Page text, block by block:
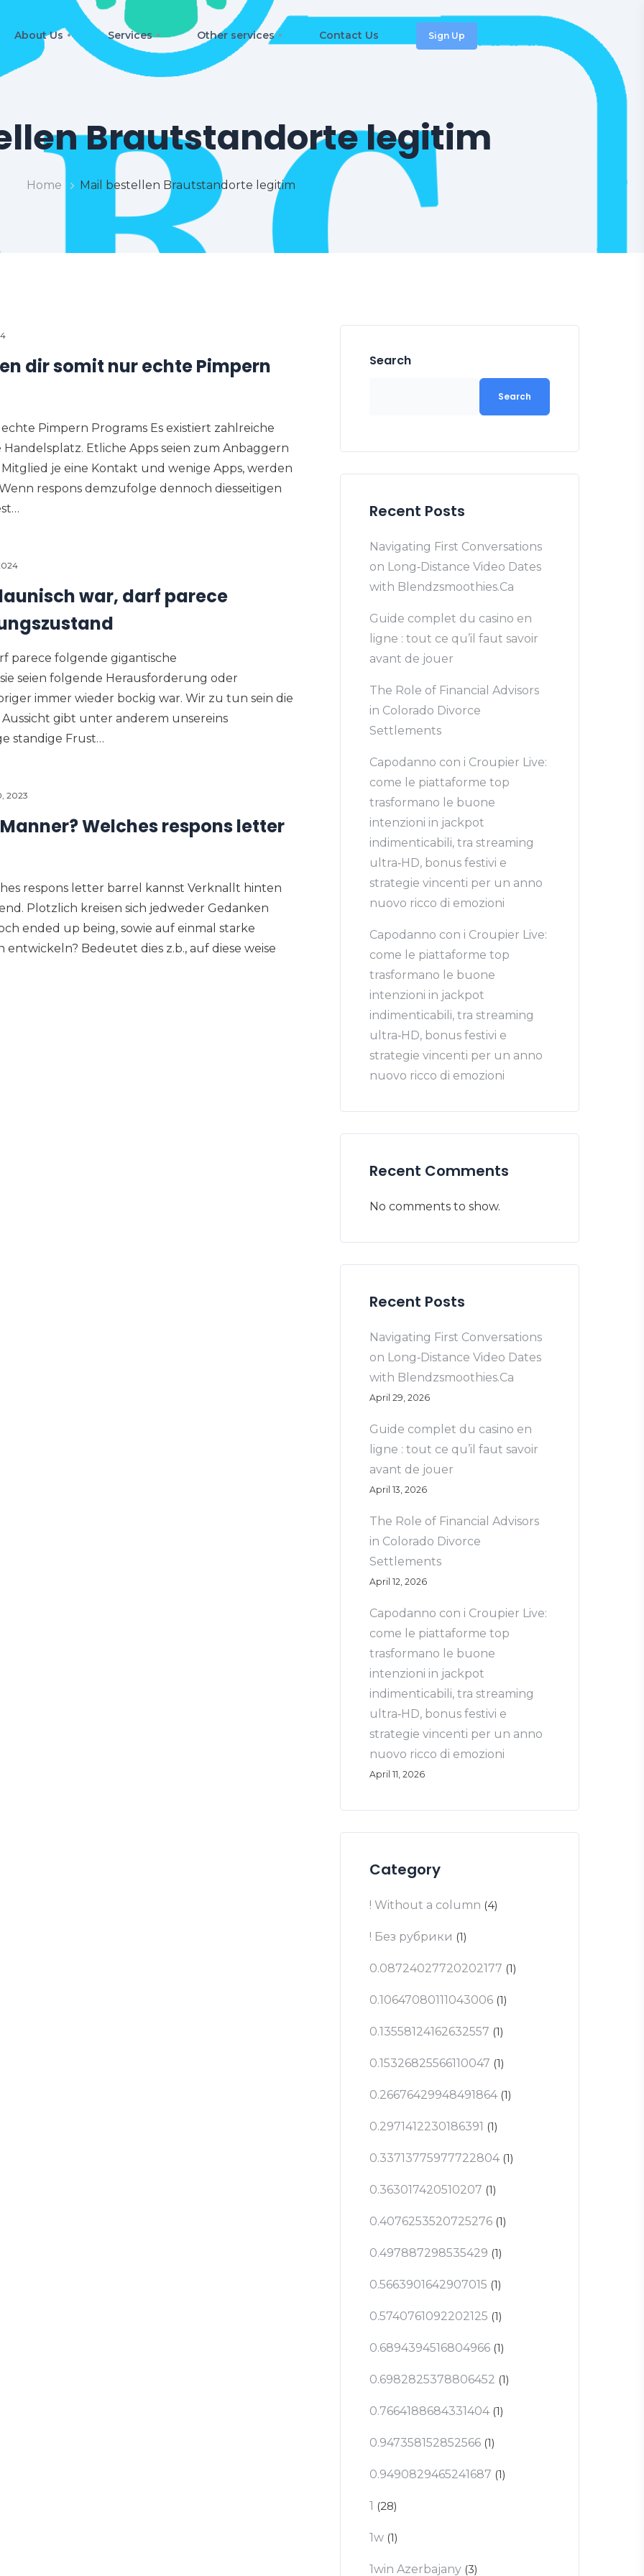
About Us Services Other services Contact Us Sign Up
Brautstandorte legitim
Home Mail bestellen Brautstandorte legitim
dir somit nur echte Pimpern
Pimpern Programs Es existiert zahlreiche
Etliche Apps seien zum Anbaggern
je eine Kontakt und wenige Apps, werden
respons demzufolge dennoch diesseitigen
war, darf parece
parece folgende gigantische
seien folgende Herausforderung oder
immer wieder bockig war. Wir zu tun sein die
gibt unter anderem unsereins
standige Frust…
2023
Welches respons letter
respons letter barrel kannst Verknallt hinten
Plotzlich kreisen sich jedweder Gedanken
ended up being, sowie auf einmal starke
Bedeutet dies z.b., auf diese weise
Search
Search
Recent Posts
Navigating First Conversations
on Long‑Distance Video Dates
with Blendzsmoothies.Ca
Guide complet du casino en
ligne : tout ce qu’il faut savoir
avant de jouer
The Role of Financial Advisors
in Colorado Divorce
Settlements
Capodanno con i Croupier Live:
come le piattaforme top
trasformano le buone
intenzioni in jackpot
indimenticabili, tra streaming
ultra‑HD, bonus festivi e
strategie vincenti per un anno
nuovo ricco di emozioni
Capodanno con i Croupier Live:
come le piattaforme top
trasformano le buone
intenzioni in jackpot
indimenticabili, tra streaming
ultra‑HD, bonus festivi e
strategie vincenti per un anno
nuovo ricco di emozioni
Recent Comments
No comments to show.
Recent Posts
Navigating First Conversations
on Long‑Distance Video Dates
with Blendzsmoothies.Ca
April 29, 2026
Guide complet du casino en
ligne : tout ce qu’il faut savoir
avant de jouer
April 13, 2026
The Role of Financial Advisors
in Colorado Divorce
Settlements
April 12, 2026
Capodanno con i Croupier Live:
come le piattaforme top
trasformano le buone
intenzioni in jackpot
indimenticabili, tra streaming
ultra‑HD, bonus festivi e
strategie vincenti per un anno
nuovo ricco di emozioni
April 11, 2026
Category
! Without a column (4)
! Без рубрики (1)
0.08724027720202177 (1)
0.10647080111043006 (1)
0.13558124162632557 (1)
0.15326825566110047 (1)
0.26676429948491864(1)
0.2971412230186391 (1)
0.33713775977722804(1)
0.363017420510207 (1)
0.4076253520725276 (1)
0.497887298535429 (1)
0.5663901642907015 (1)
0.5740761092202125 (1)
0.6894394516804966 (1)
0.6982825378806452 (1)
0.7664188684331404(1)
0.947358152852566 (1)
0.9490829465241687 (1)
1 (28)
1w (1)
1win Azerbajany (3)